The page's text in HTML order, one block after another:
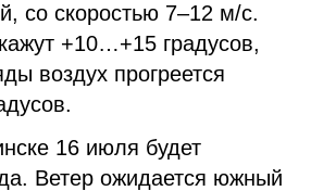
со скоростью 7–12 м/с.
+10…+15 градусов,
воздух прогреется
16 июля будет
Ветер ожидается южный